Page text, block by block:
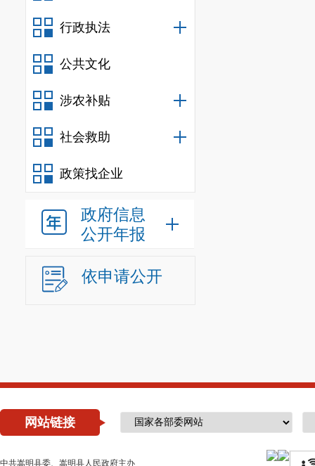
行政执法
公共文化
涉农补贴
社会救助
政策找企业
政府信息
公开年报
依申请公开
网站链接
中共嵩明县委、嵩明县人民政府主办